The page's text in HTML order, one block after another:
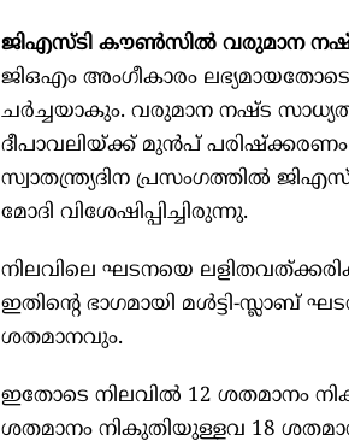
ജിഎസ്ടി കൗണ്‍സില്‍ വരുമാന
ജിഒഎം അംഗീകാരം
ചര്‍ച്ചയാകും. വരുമാന നഷ്ട
ദീപാവലിയ്ക്ക് മുന്‍പ്
സ്വാതന്ത്ര്യദിന പ്രസംഗത്തില്‍
മോദി വിശേഷിപ്പിച്ചിരുന്നു.
നിലവിലെ ഘടനയെ
ഇതിന്റെ ഭാഗമായി മള്‍ട്ടി-സ്ലാബ്
ശതമാനവും.
ഇതോടെ നിലവില്‍ 12 ശതമാനം
ശതമാനം നികുതിയുള്ളവ 18